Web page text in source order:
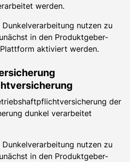
werden.
Dunkelverarbeitung nutzen zu
in den Produktgeber-
aktiviert werden.
der
dunkel verarbeitet
Dunkelverarbeitung nutzen zu
in den Produktgeber-